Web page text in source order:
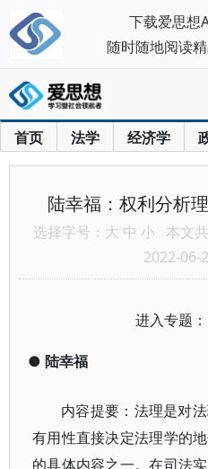
首页 法学 经济学
陆幸福：权利分析
选择字号： 大 中 小 本文
2022-06-
进入专题
● 陆幸福
内容提要：法理是对
有用性直接决定法理学的
的具体内容之一。在司法
下载爱思想
随时随地阅读